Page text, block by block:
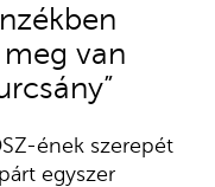
van
ének szerepét
egyszer